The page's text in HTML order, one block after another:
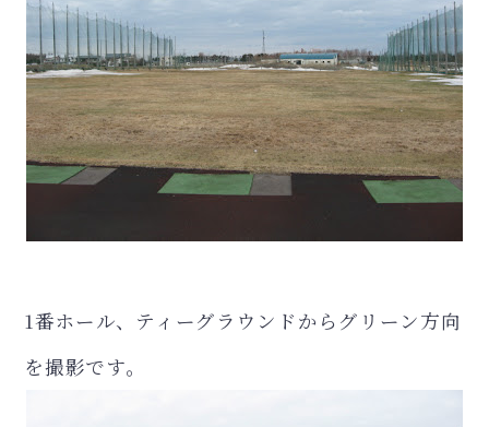
1番ホール、ティーグラウンドからグリーン方向
を撮影です。